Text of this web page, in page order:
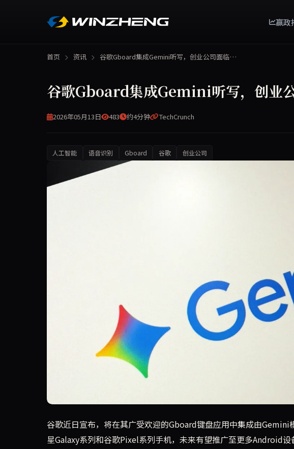
赢政
首页 资讯 谷歌Gboard集成Gemini听写，创业公司面临…
谷歌Gboard集成Gemini听写，创业
2026年05月13日 483 约4分钟 TechCrunch
人工智能 语音识别 Gboard 谷歌 创业公司
谷歌宣布在Gboard键盘应用中引入基于Gemini模型的语音听写功
谷歌近日宣布，将在其广受欢迎的Gboard键盘应用中集成由
星Galaxy系列和谷歌Pixel系列手机，未来有望推广至更多Android